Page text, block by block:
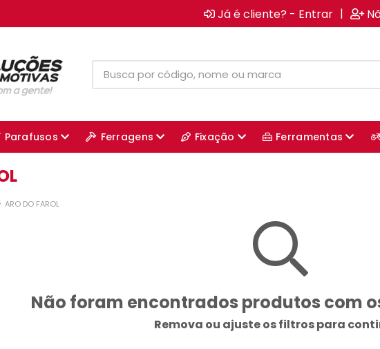
Já é cliente? - Entrar |
Parafusos Ferragens Fixação Ferramentas
ARO DO FAROL
Não foram encontrados produtos com
Remova ou ajuste os filtros para